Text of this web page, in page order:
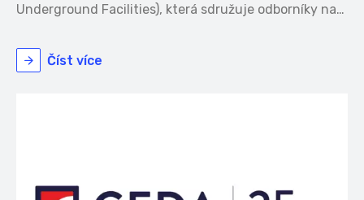
Underground Facilities), která sdružuje odborníky na…
Číst více